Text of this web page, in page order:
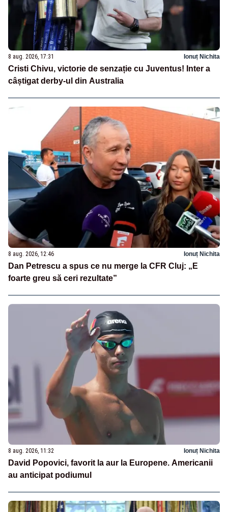
8 aug. 2026, 17:31 Ionuț Nichita
Cristi Chivu, victorie de senzație cu Juventus! Inter a
câștigat derby-ul din Australia
8 aug. 2026, 12:46 Ionuț Nichita
Dan Petrescu a spus ce nu merge la CFR Cluj: „E
foarte greu să ceri rezultate”
8 aug. 2026, 11:32 Ionuț Nichita
David Popovici, favorit la aur la Europene. Americanii
au anticipat podiumul